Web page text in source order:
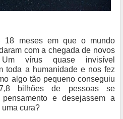
18 meses em que o mundo
com a chegada de novos
vírus quase invisível
toda a humanidade e nos fez
algo tão pequeno conseguiu
bilhões de pessoas se
e desejassem a
uma cura?